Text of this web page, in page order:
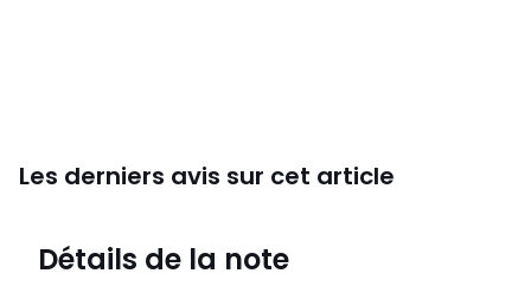
Les derniers avis sur cet article
3,9
Détails de la note